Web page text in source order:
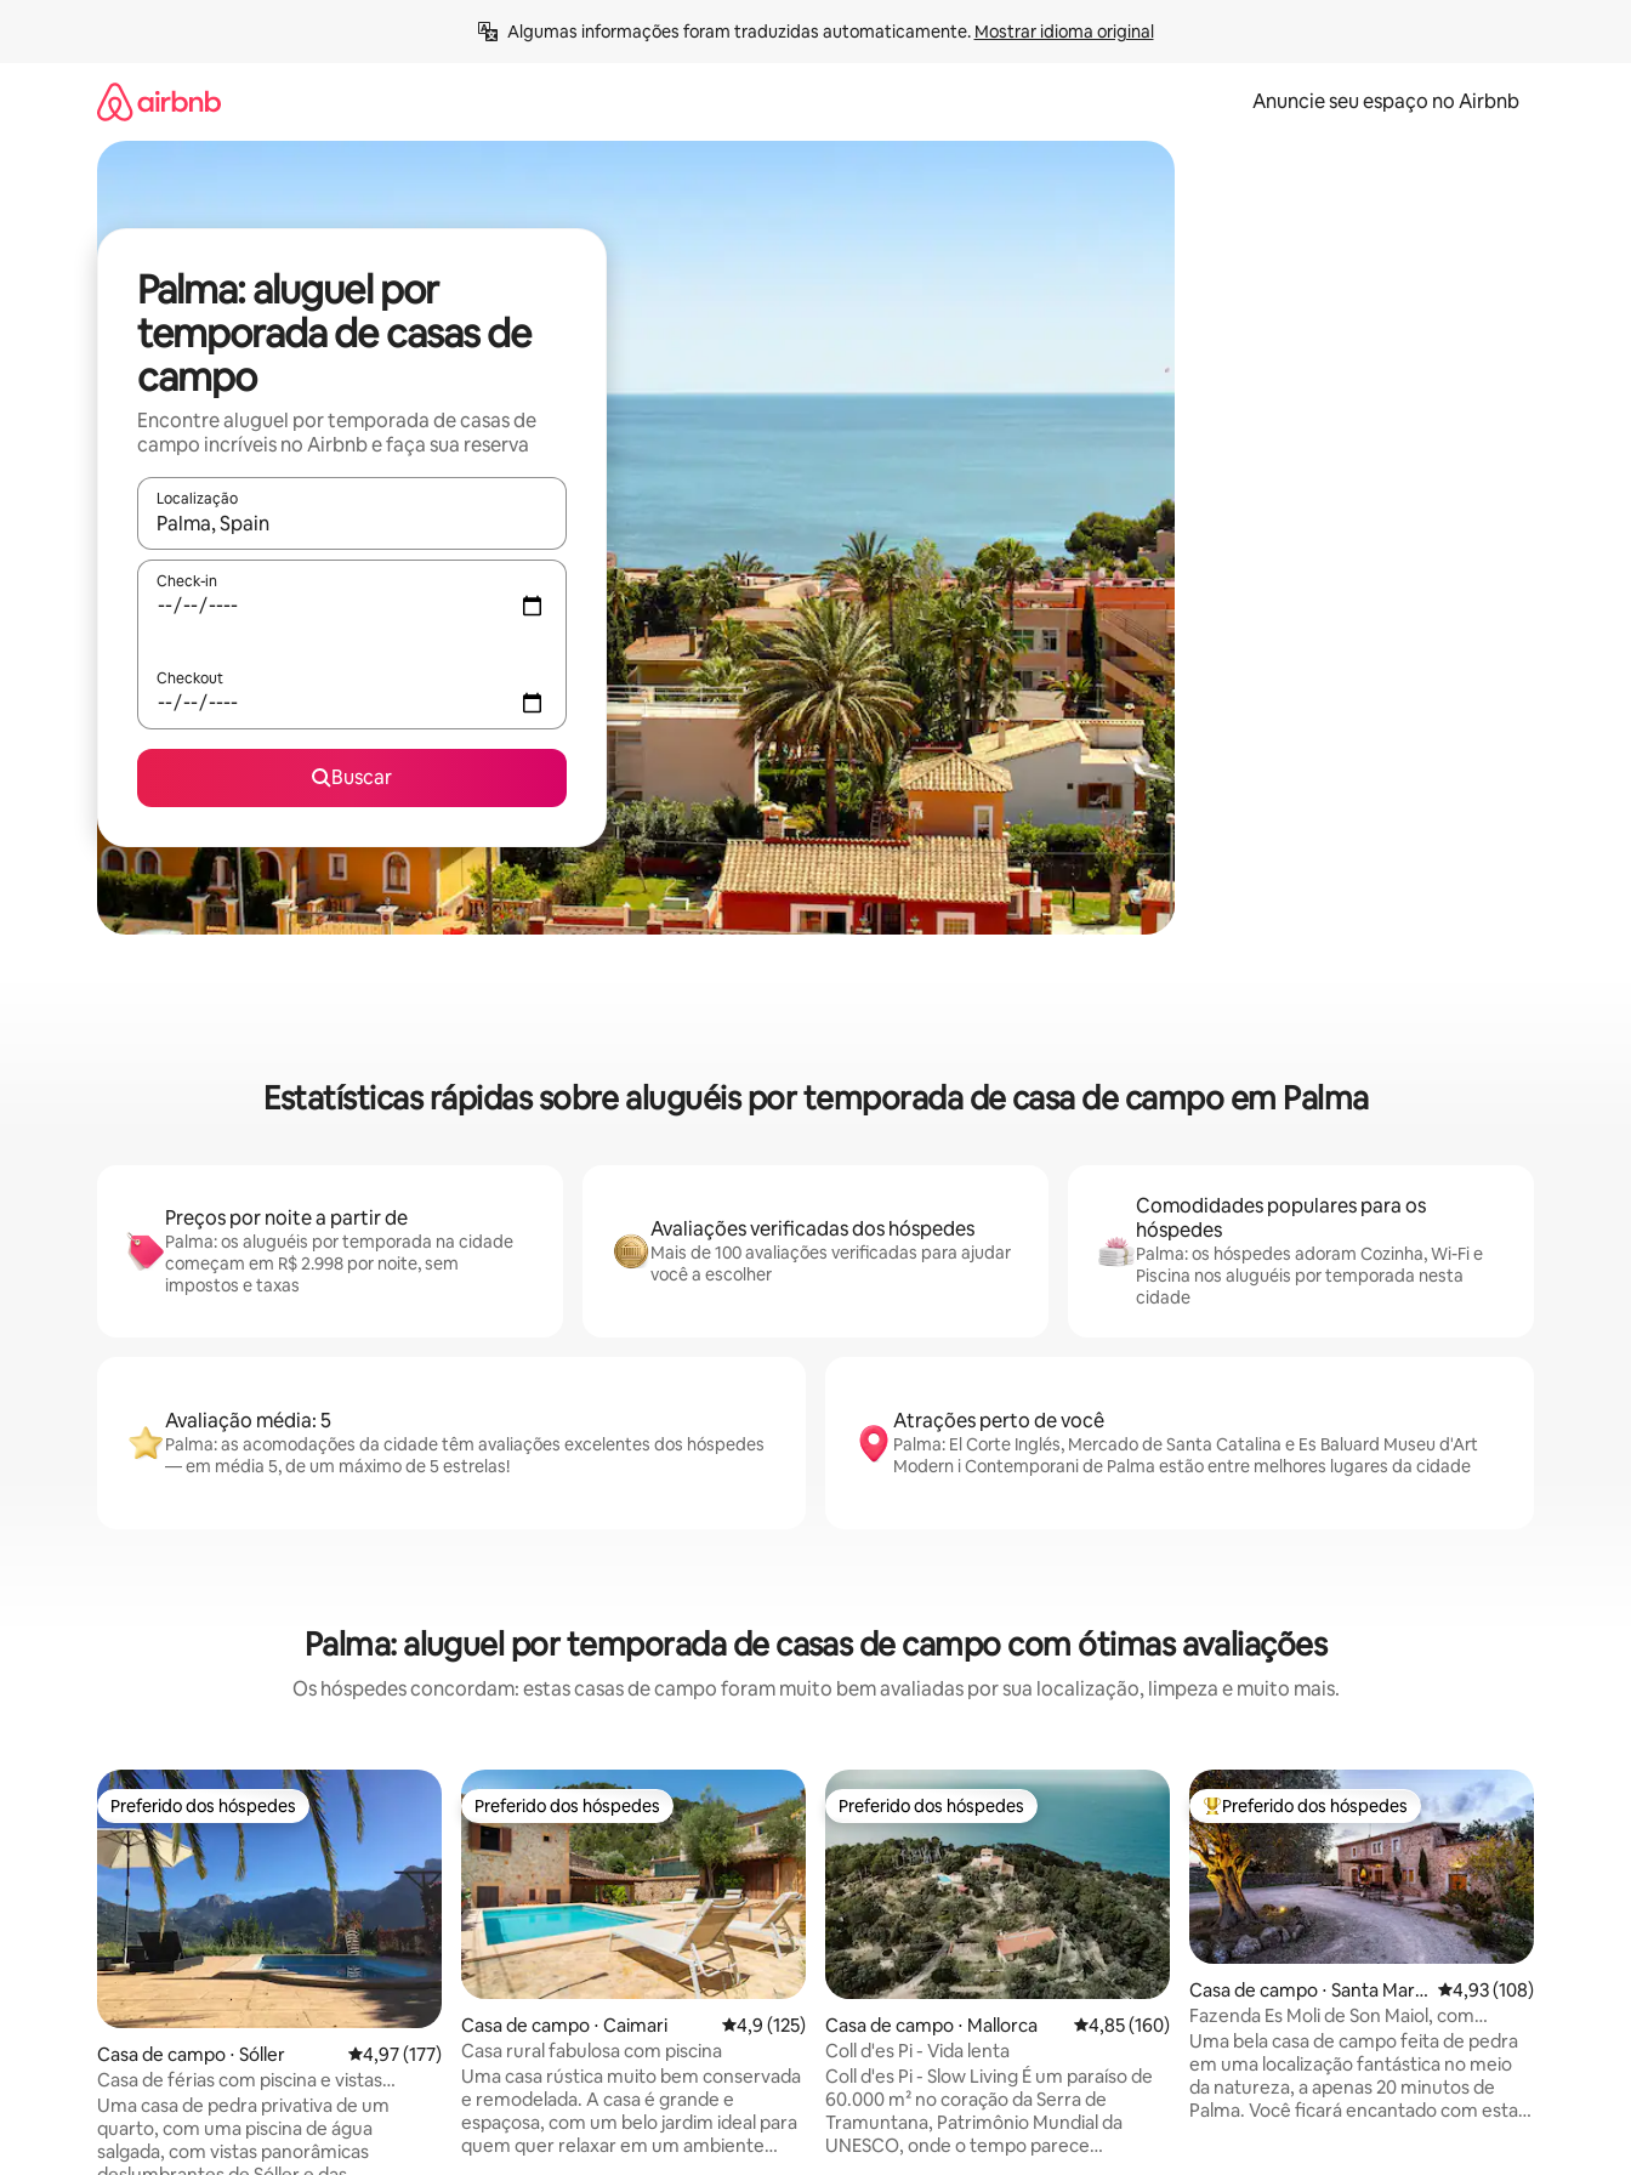
Algumas informações foram traduzidas automaticamente. Mostrar idioma original
Anuncie seu espaço no Airbnb
Palma: aluguel por
temporada de casas de
campo
Encontre aluguel por temporada de casas de
campo incríveis no Airbnb e faça sua reserva
Localização
Quando os resultados estiverem disponíveis, explore-os usando as seta para cima e para baixo do teclado ou tocando e deslizando o dedo na tela.
Check-in
Checkout
Buscar
Estatísticas rápidas sobre aluguéis por temporada de casa de campo em Palma
Preços por noite a partir de
Palma: os aluguéis por temporada na cidade
começam em R$ 2.998 por noite, sem
impostos e taxas
Avaliações verificadas dos hóspedes
Mais de 100 avaliações verificadas para ajudar
você a escolher
Comodidades populares para os
hóspedes
Palma: os hóspedes adoram Cozinha, Wi-Fi e
Piscina nos aluguéis por temporada nesta
cidade
Avaliação média: 5
Palma: as acomodações da cidade têm avaliações excelentes dos hóspedes
— em média 5, de um máximo de 5 estrelas!
Atrações perto de você
Palma: El Corte Inglés, Mercado de Santa Catalina e Es Baluard Museu d'Art
Modern i Contemporani de Palma estão entre melhores lugares da cidade
Palma: aluguel por temporada de casas de campo com ótimas avaliações
Os hóspedes concordam: estas casas de campo foram muito bem avaliadas por sua localização, limpeza e muito mais.
Preferido dos hóspedes
Preferido dos hóspedes
Casa de campo ⋅ Sóller 4,97 de uma avaliação média de 5, 177 avaliações
4,97 (177)
Casa de férias com piscina e vistas
incríveis.
Uma casa de pedra privativa de um
quarto, com uma piscina de água
salgada, com vistas panorâmicas
Preferido dos hóspedes
Preferido dos hóspedes
Casa de campo ⋅ Caimari 4,9 de uma avaliação média de 5, 125 avaliações
4,9 (125)
Casa rural fabulosa com piscina
Uma casa rústica muito bem conservada
e remodelada. A casa é grande e
espaçosa, com um belo jardim ideal para
quem quer relaxar em um ambiente
Preferido dos hóspedes
Preferido dos hóspedes
Casa de campo ⋅ Mallorca 4,85 de uma avaliação média de 5, 160 avaliações
4,85 (160)
Coll d'es Pi - Vida lenta
Coll d'es Pi - Slow Living É um paraíso de
60.000 m² no coração da Serra de
Tramuntana, Patrimônio Mundial da
UNESCO, onde o tempo parece
Entre os melhores preferidos dos hóspedes
Preferido dos hóspedes
Casa de campo ⋅ Santa Maria
del Camí
4,93 de uma avaliação
4,93 (108)
Fazenda Es Moli de Son Maiol, com
piscina
Uma bela casa de campo feita de pedra
em uma localização fantástica no meio
da natureza, a apenas 20 minutos de
Palma. Você ficará encantado com esta